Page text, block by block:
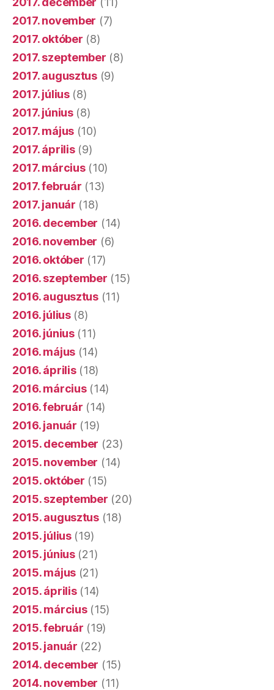
2017. november (7)
2017. október (8)
2017. szeptember (8)
2017. augusztus(9)
2017. július(8)
2017. június(8)
2017. május (10)
2017. április(9)
2017. március(10)
2017. február (13)
2017. január (18)
2016. december (14)
2016. november (6)
2016. október (17)
2016. szeptember (15)
2016. augusztus(11)
2016. július(8)
2016. június(11)
2016. május (14)
2016. április(18)
2016. március(14)
2016. február (14)
2016. január (19)
2015. december (23)
2015. november (14)
2015. október (15)
2015. szeptember (20)
2015. augusztus(18)
2015. július(19)
2015. június(21)
2015. május (21)
2015. április(14)
2015. március(15)
2015. február (19)
2015. január (22)
2014. december (15)
2014. november (11)